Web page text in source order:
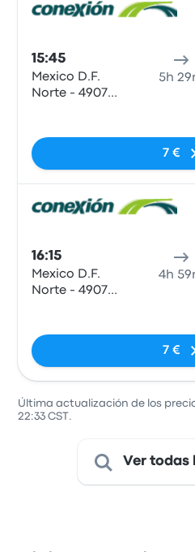
15:45
Mexico D.F.
Norte - 4907
Cardenas
5h
7 €
16:15
Mexico D.F.
Norte - 4907
Cardenas
4h
7 €
Última actualización de los
22:33 CST.
Ver todas